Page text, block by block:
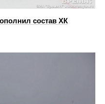
состав ХК